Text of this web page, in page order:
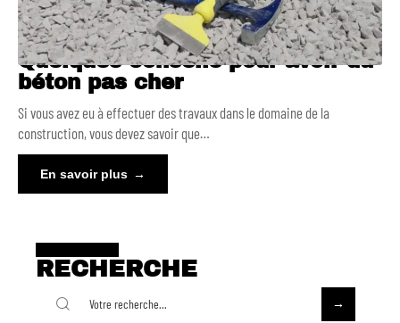
Quelques conseils pour avoir du
béton pas cher
Si vous avez eu à effectuer des travaux dans le domaine de la
construction, vous devez savoir que…
En savoir plus
RECHERCHE